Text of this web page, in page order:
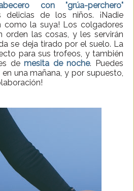
con "grúa-perchero"
delicias de los niños. ¡Nadie
como la suya! Los colgadores
orden las cosas, y les servirán
se deja tirado por el suelo. La
para sus trofeos, y también
demesita de noche. Puedes
una mañana, y por supuesto,